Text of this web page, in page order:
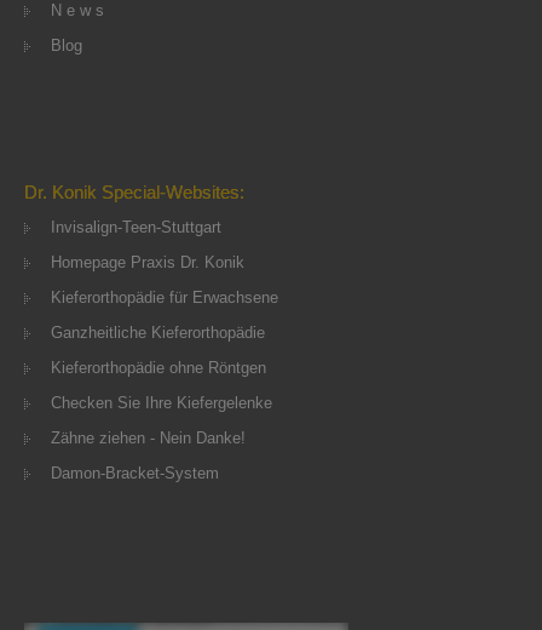
N e w s
Blog
Dr. Konik Special-Websites:
Invisalign-Teen-Stuttgart
Homepage Praxis Dr. Konik
Kieferorthopädie für Erwachsene
Ganzheitliche Kieferorthopädie
Kieferorthopädie ohne Röntgen
Checken Sie Ihre Kiefergelenke
Zähne ziehen - Nein Danke!
Damon-Bracket-System